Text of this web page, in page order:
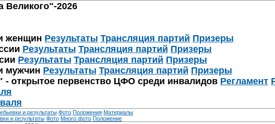
Великого"-2026
женщин Результаты Трансляция партий Призеры
Результаты Трансляция партий Призеры
Результаты Трансляция партий Призеры
мужчин Результаты Трансляция партий Призеры
открытое первенство ЦФО среди инвалидов Регламент
и результаты Фото Положения Материалы
и результаты Фото Много фото Положение